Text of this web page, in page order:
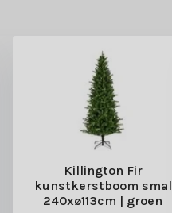
Killington Fir
kunstkerstboom smal
240xø113cm | groen